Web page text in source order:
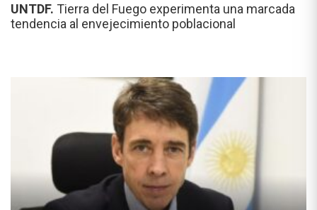
UNTDF. Tierra del Fuego experimenta una marcada
tendencia al envejecimiento poblacional